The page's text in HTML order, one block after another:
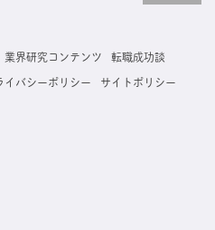
寄せられた正規の求人情報です。応募いただい
に転職・復職できます。
業界研究コンテンツ 転職成功談
イバシーポリシー サイトポリシー